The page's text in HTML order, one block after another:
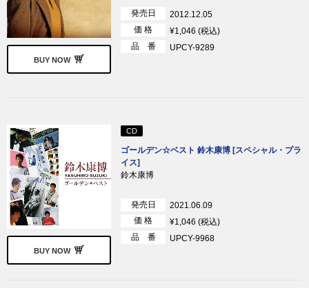
BUY NOW
発売日
2012.12.05
価 格
¥1,046 (税込)
品 番
UPCY-9289
BUY NOW
CD
ゴールデン☆ベスト 鈴木康博 [スペシャル・プラ
イス]
鈴木康博
発売日
2021.06.09
価 格
¥1,046 (税込)
品 番
UPCY-9968